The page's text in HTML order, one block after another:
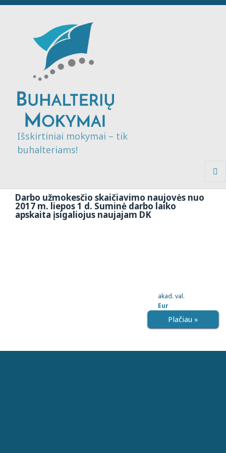
Išskirtiniai mokymai – tik
buhalteriams!
Darbo užmokesčio skaičiavimo naujovės nuo
2017 m. liepos 1 d. Suminė darbo laiko
apskaita įsigaliojus naujajam DK
akad. val.
Eur
Plačiau »